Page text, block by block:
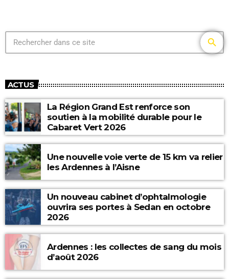
search
ACTUS
La Région Grand Est renforce son
soutien à la mobilité durable pour le
Cabaret Vert 2026
Une nouvelle voie verte de 15 km va relier
les Ardennes à l’Aisne
Un nouveau cabinet d’ophtalmologie
ouvrira ses portes à Sedan en octobre
2026
Ardennes : les collectes de sang du mois
d’août 2026